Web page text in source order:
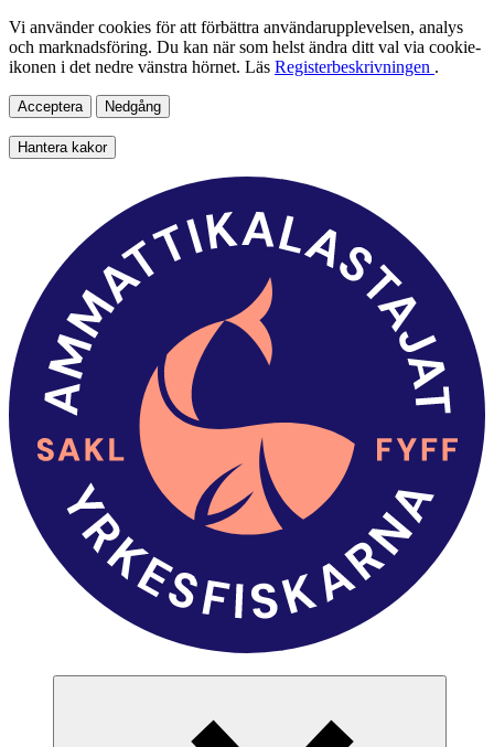
Vi använder cookies för att förbättra användarupplevelsen, analys
och marknadsföring. Du kan när som helst ändra ditt val via cookie-
ikonen i det nedre vänstra hörnet. Läs Registerbeskrivningen .
Acceptera Nedgång
Hantera kakor